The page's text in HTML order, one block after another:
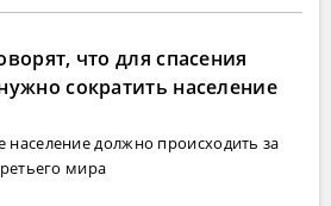
что для спасения
сократить население
должно происходить за
мира